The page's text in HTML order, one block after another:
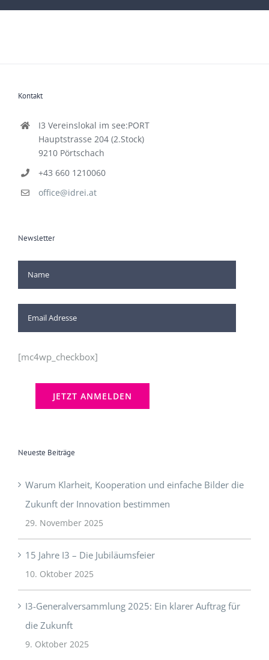
Kontakt
I3 Vereinslokal im see:PORT
Hauptstrasse 204 (2.Stock)
9210 Pörtschach
+43 660 1210060
office@idrei.at
Newsletter
[mc4wp_checkbox]
Neueste Beiträge
Warum Klarheit, Kooperation und einfache Bilder die
Zukunft der Innovation bestimmen
29. November 2025
15 Jahre I3 – Die Jubiläumsfeier
10. Oktober 2025
I3-Generalversammlung 2025: Ein klarer Auftrag für
die Zukunft
9. Oktober 2025